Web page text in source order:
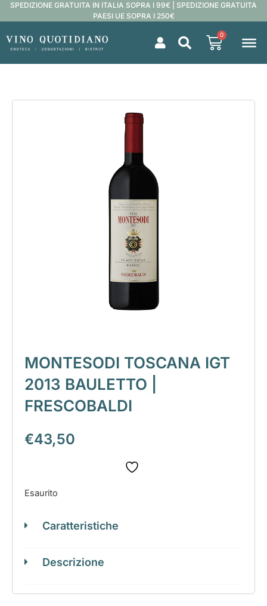
SPEDIZIONE GRATUITA IN ITALIA SOPRA I 99€ | SPEDIZIONE GRATUITA
PAESI UE SOPRA I 250€
0
MONTESODI TOSCANA IGT
2013 BAULETTO |
FRESCOBALDI
€43,50
Esaurito
Caratteristiche
Descrizione